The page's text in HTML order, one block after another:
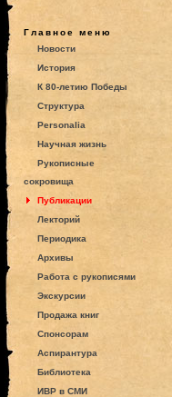
Главное меню
Новости
История
К 80-летию Победы
Структура
Personalia
Научная жизнь
Рукописные
сокровища
Публикации
Лекторий
Периодика
Архивы
Работа с рукописями
Экскурсии
Продажа книг
Спонсорам
Аспирантура
Библиотека
ИВР в СМИ